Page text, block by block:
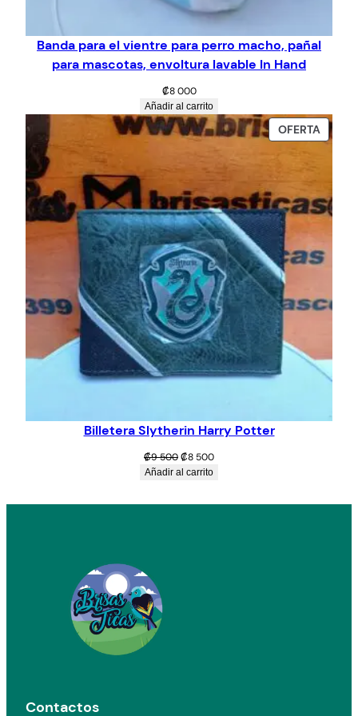
Banda para el vientre para perro macho, pañal
para mascotas, envoltura lavable In Hand
₡8 000
Añadir al carrito
OFERTA
EN
Billetera Slytherin Harry Potter
₡9 500El
precio
₡8 500El
Añadir al carrito
Contactos